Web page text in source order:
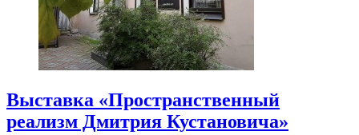
Выставка «Пространственный
реализм Дмитрия Кустановича»